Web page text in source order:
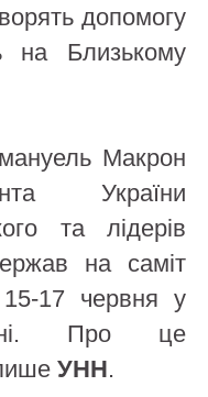
допомогу
на Близькому
Макрон
України
та лідерів
на саміт
15-17 червня у
Про це
УНН.